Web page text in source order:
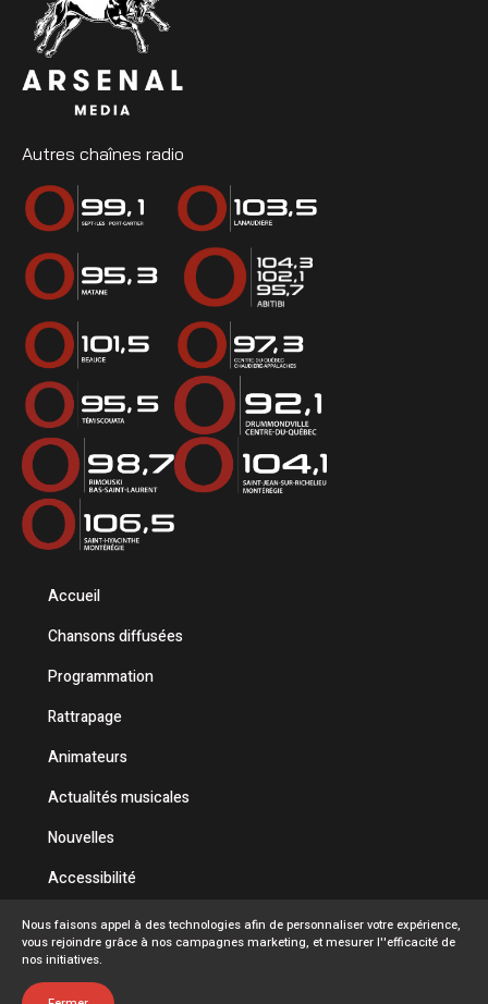
Autres chaînes radio
Accueil
Chansons diffusées
Programmation
Rattrapage
Animateurs
Actualités musicales
Nouvelles
Accessibilité
Politique de confidentialité
Conditions d'utilisation
FAQ
Nous faisons appel à des technologies afin de personnaliser votre expérience,
vous rejoindre grâce à nos campagnes marketing, et mesurer l''efficacité de
nos initiatives.